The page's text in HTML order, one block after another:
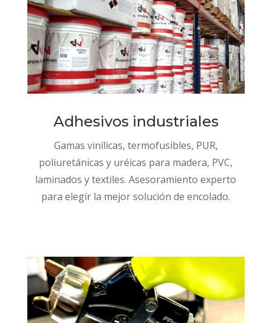
Adhesivos industriales
Gamas vinílicas, termofusibles, PUR,
poliuretánicas y uréicas para madera, PVC,
laminados y textiles. Asesoramiento experto
para elegir la mejor solución de encolado.